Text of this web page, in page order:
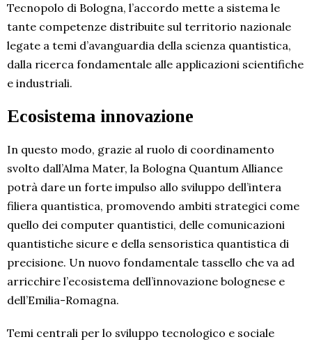
Tecnopolo di Bologna, l’accordo mette a sistema le
tante competenze distribuite sul territorio nazionale
legate a temi d’avanguardia della scienza quantistica,
dalla ricerca fondamentale alle applicazioni scientifiche
e industriali.
Ecosistema innovazione
In questo modo, grazie al ruolo di coordinamento
svolto dall’Alma Mater, la Bologna Quantum Alliance
potrà dare un forte impulso allo sviluppo dell’intera
filiera quantistica, promovendo ambiti strategici come
quello dei computer quantistici, delle comunicazioni
quantistiche sicure e della sensoristica quantistica di
precisione. Un nuovo fondamentale tassello che va ad
arricchire l’ecosistema dell’innovazione bolognese e
dell’Emilia-Romagna.
Temi centrali per lo sviluppo tecnologico e sociale